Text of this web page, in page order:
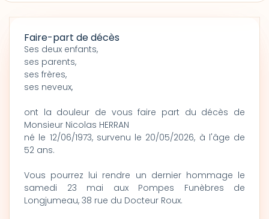
Faire-part de décès
Ses deux enfants,
ses parents,
ses frères,
ses neveux,
ont la douleur de vous faire part du décès de
Monsieur Nicolas HERRAN
né le 12/06/1973, survenu le 20/05/2026, à l'âge de
52 ans.
Vous pourrez lui rendre un dernier hommage le
samedi 23 mai aux Pompes Funèbres de
Longjumeau, 38 rue du Docteur Roux.